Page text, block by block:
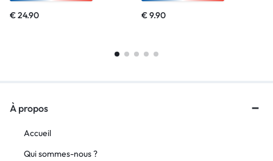
€24.90 €9.90
À propos
Accueil
Qui sommes-nous ?